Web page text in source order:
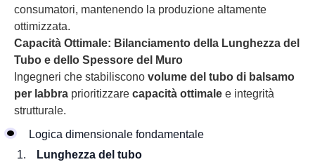
consumatori, mantenendo la produzione altamente
ottimizzata.
Capacità Ottimale: Bilanciamento della Lunghezza del
Tubo e dello Spessore del Muro
Ingegneri che stabiliscono volume del tubo di balsamo
per labbra prioritizzare capacità ottimale e integrità
strutturale.
Logica dimensionale fondamentale
Lunghezza del tubo